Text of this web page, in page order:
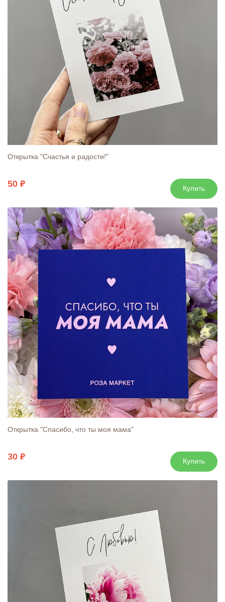
Открытка "Счастья и радости!"
50 Купить
Открытка "Спасибо, что ты моя мама"
30 Купить